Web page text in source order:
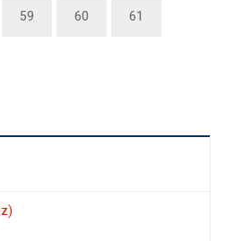
59 60 61